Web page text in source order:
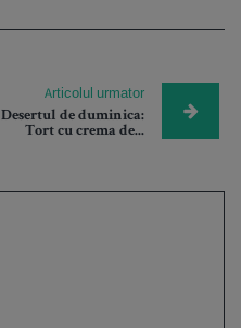
Articolul urmator
Desertul de duminica:
Tort cu crema de...